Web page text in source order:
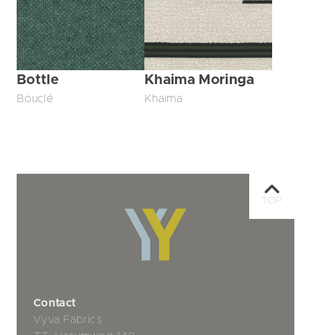
Bottle
Bouclé
Khaima Moringa
Khaima
Contact
Vyva Fabrics
TOP